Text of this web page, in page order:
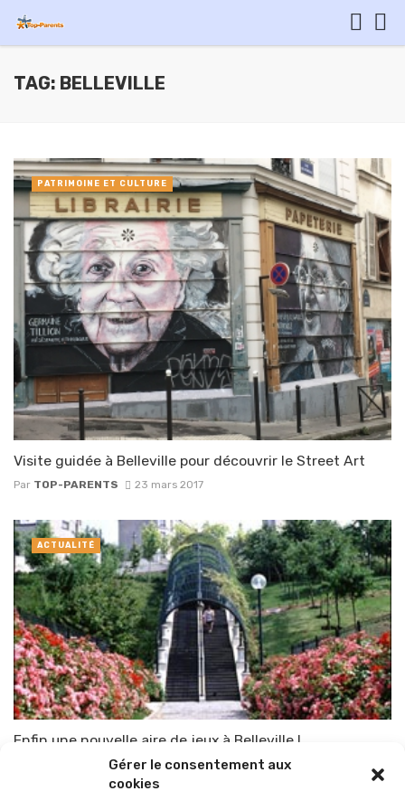
Gérer le consentement aux
cookies
TAG: BELLEVILLE
Visite guidée à Belleville pour découvrir le Street Art
Par TOP-PARENTS 23 mars 2017
PATRIMOINE ET CULTURE
Enfin une nouvelle aire de jeux à Belleville !
TOP-PARENTS 9 septembre 2008
ACTUALITÉ